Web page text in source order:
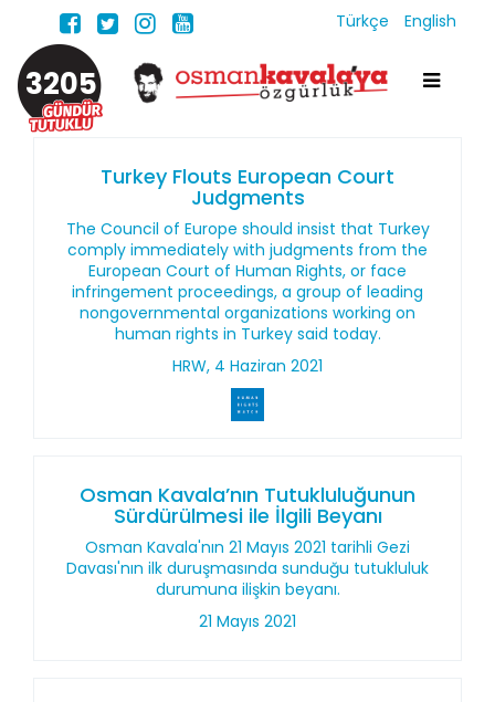
Türkçe English
3205
Turkey Flouts European Court
Judgments
The Council of Europe should insist that Turkey
comply immediately with judgments from the
European Court of Human Rights, or face
infringement proceedings, a group of leading
nongovernmental organizations working on
human rights in Turkey said today.
HRW, 4 Haziran 2021
Osman Kavala’nın Tutukluluğunun
Sürdürülmesi ile İlgili Beyanı
Osman Kavala'nın 21 Mayıs 2021 tarihli Gezi
Davası'nın ilk duruşmasında sunduğu tutukluluk
durumuna ilişkin beyanı.
21 Mayıs 2021